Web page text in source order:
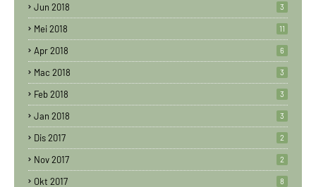
Jun 2018 3
Mei 2018 11
Apr 2018 6
Mac 2018 3
Feb 2018 3
Jan 2018 3
Dis 2017 2
Nov 2017 2
Okt 2017 8